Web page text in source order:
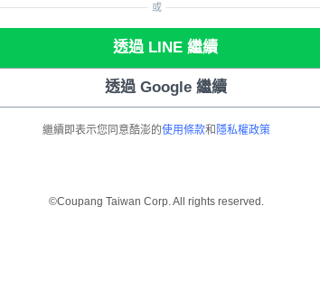
或
透過 LINE 繼續
透過 Google 繼續
繼續即表示您同意酷澎的使用條款和 隱私權政策
©Coupang Taiwan Corp. All rights reserved.